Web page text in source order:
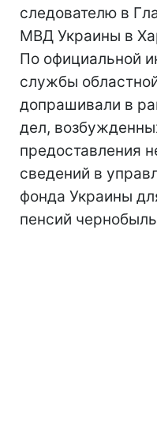
следователю в
МВД Украины в
По официальной
службы
допрашивали в
дел,
предоставления
сведений в
фонда Украины
пенсий